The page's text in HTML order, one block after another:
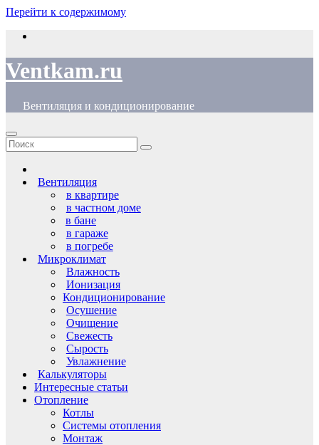
Перейти к содержимому
Ventkam.ru
Вентиляция и кондиционирование
Вентиляция
в квартире
в частном доме
в бане
в гараже
в погребе
Микроклимат
Влажность
Ионизация
Кондиционирование
Осушение
Очищение
Свежесть
Сырость
Увлажнение
Калькуляторы
Интересные статьи
Отопление
Котлы
Системы отопления
Монтаж